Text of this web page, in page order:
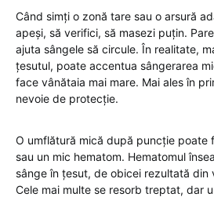
Când simți o zonă tare sau o arsură
apeși, să verifici, să masezi puțin.
ajuta sângele să circule. În realitate,
țesutul, poate accentua sângerarea
face vânătaia mai mare. Mai ales în
nevoie de protecție.
O umflătură mică după puncție poate
sau un mic hematom. Hematomul
sânge în țesut, de obicei rezultată din
Cele mai multe se resorb treptat, dar